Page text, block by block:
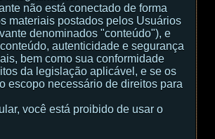
não está conectado de forma
materiais postados pelos Usuários
denominados "conteúdo"), e
autenticidade e segurança
bem como sua conformidade
da legislação aplicável, e se os
escopo necessário de direitos para
você está proibido de usar o